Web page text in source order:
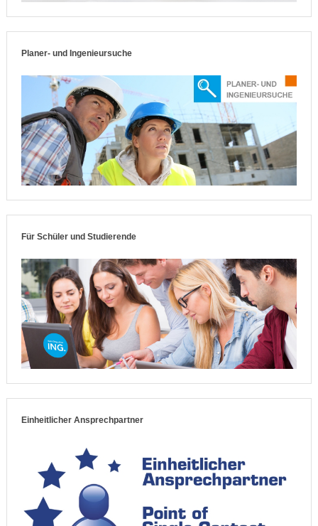
Planer- und Ingenieursuche
Für Schüler und Studierende
Einheitlicher Ansprechpartner